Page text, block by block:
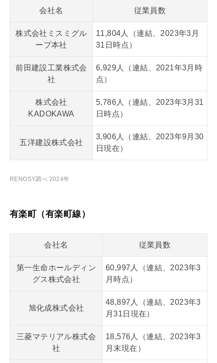
会社名 従業員数
株式会社ミスミグル
ープ本社
11,804人（連結、2023年3月
31日時点）
前田建設工業株式会
社
6,929人（連結、2021年3月時
点）
株式会社
KADOKAWA
5,786人（連結、2023年3月31
日時点）
五洋建設株式会社
3,906人（連結、2023年9月30
日現在）
RENOSY調べ 2024年
有楽町（有楽町線）
会社名 従業員数
第一生命ホールディン
グス株式会社
60,997人（連結、2023年3
月時点）
旭化成株式会社
48,897人（連結、2023年3
月31日現在）
三菱マテリアル株式会
社
18,576人（連結、2023年3
月末現在）